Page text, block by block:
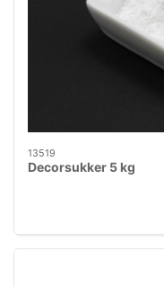
13519
Decorsukker 5 kg